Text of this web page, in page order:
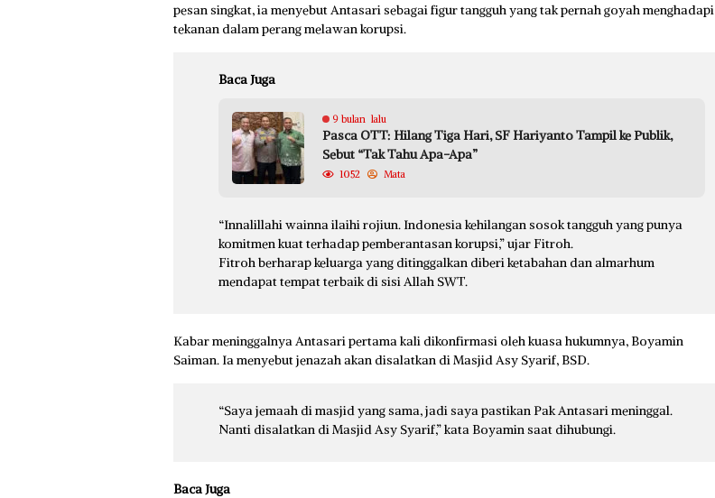
pesan singkat, ia menyebut Antasari sebagai figur tangguh yang tak pernah goyah menghadapi
tekanan dalam perang melawan korupsi.
Baca Juga
9 bulan lalu
Pasca OTT: Hilang Tiga Hari, SF Hariyanto Tampil ke Publik,
Sebut “Tak Tahu Apa-Apa”
1052 Mata
“Innalillahi wainna ilaihi rojiun. Indonesia kehilangan sosok tangguh yang punya
komitmen kuat terhadap pemberantasan korupsi,” ujar Fitroh.
Fitroh berharap keluarga yang ditinggalkan diberi ketabahan dan almarhum
mendapat tempat terbaik di sisi Allah SWT.
Kabar meninggalnya Antasari pertama kali dikonfirmasi oleh kuasa hukumnya, Boyamin
Saiman. Ia menyebut jenazah akan disalatkan di Masjid Asy Syarif, BSD.
“Saya jemaah di masjid yang sama, jadi saya pastikan Pak Antasari meninggal.
Nanti disalatkan di Masjid Asy Syarif,” kata Boyamin saat dihubungi.
Baca Juga